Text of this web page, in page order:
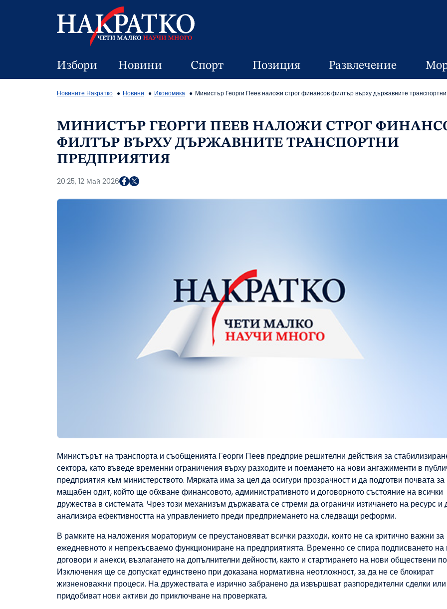
Избори Новини Спорт Позиция Развлечение
Новините Накратко Новини Икономика Министър Георги Пеев наложи строг финансов филтър върху държавните
МИНИСТЪР ГЕОРГИ ПЕЕВ НАЛОЖИ СТРОГ
ФИЛТЪР ВЪРХУ ДЪРЖАВНИТЕ ТРАНСПОРТНИ
ПРЕДПРИЯТИЯ
20:25, 12 Май 2026
Министърът на транспорта и съобщенията Георги Пеев предприе решителни действия за
сектора, като въведе временни ограничения върху разходите и поемането на нови ангажименти в
предприятия към министерството. Мярката има за цел да осигури прозрачност и да подготви почвата за
мащабен одит, който ще обхване финансовото, административното и договорното състояние на всички
дружества в системата. Чрез този механизъм държавата се стреми да ограничи изтичането на ресурс и
анализира ефективността на управлението преди предприемането на следващи реформи.
В рамките на наложения мораториум се преустановяват всички разходи, които не са критично важни за
ежедневното и непрекъсваемо функциониране на предприятията. Временно се спира подписването на
договори и анекси, възлагането на допълнителни дейности, както и стартирането на нови обществени
Изключения ще се допускат единствено при доказана нормативна неотложност, за да не се блокират
жизненоважни процеси. На дружествата е изрично забранено да извършват разпоредителни сделки
придобиват нови активи до приключване на проверката.